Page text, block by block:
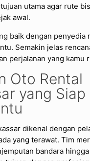
utama agar rute
awal.
baik dengan penyedia
Semakin jelas
perjalanan yang kamu
Oto Rental
yang Siap
dikenal dengan
yang terawat. Tim
bandara hingga